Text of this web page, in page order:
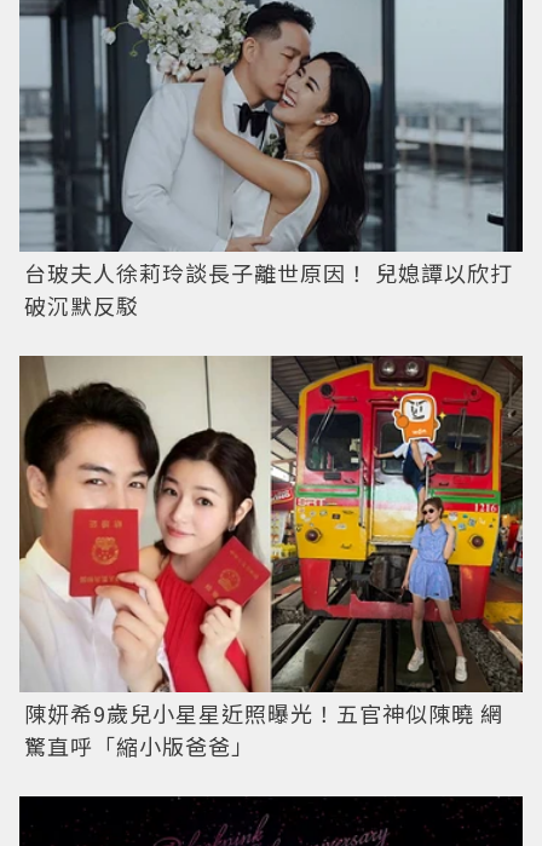
台玻夫人徐莉玲談長子離世原因！ 兒媳譚以欣打
破沉默反駁
陳妍希9歲兒小星星近照曝光！五官神似陳曉 網
驚直呼「縮小版爸爸」